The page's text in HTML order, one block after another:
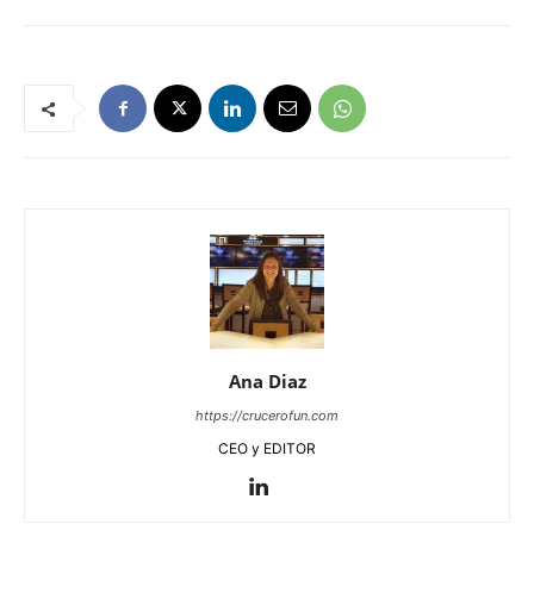
Ana Diaz
https://crucerofun.com
CEO y EDITOR